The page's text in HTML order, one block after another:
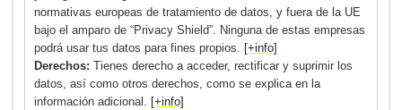
normativas europeas de tratamiento de datos, y fuera de la UE
bajo el amparo de “Privacy Shield”. Ninguna de estas empresas
podrá usar tus datos para fines propios. [+info]
Derechos:Tienes derecho a acceder, rectificar y suprimir los
datos, así como otros derechos, como se explica en la
información adicional. [+info]